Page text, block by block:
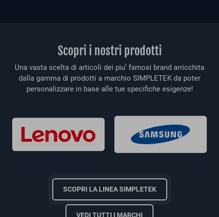
Scopri i nostri prodotti
Una vasta scelta di articoli dei piu’ famosi brand arricchita
dalla gamma di prodotti a marchio SIMPLETEK da poter
personalizzare in base alle tue specifiche esigenze!
SCOPRI LA LINEA SIMPLETEK
VEDI TUTTI I MARCHI